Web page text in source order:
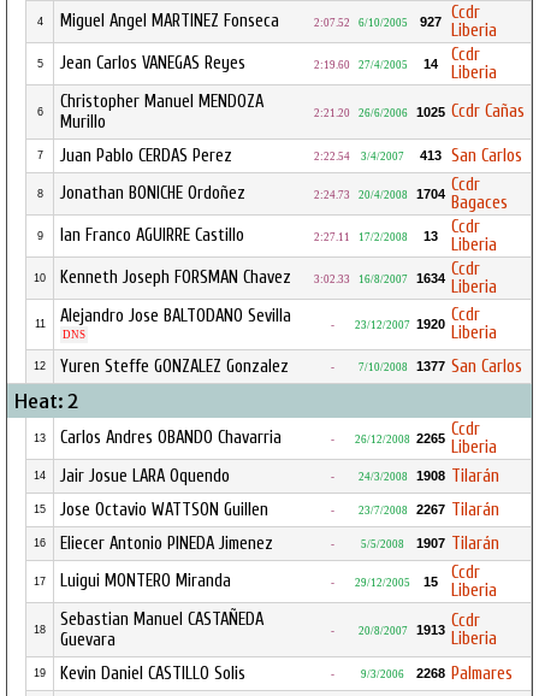
4 Miguel Angel MARTINEZ Fonseca 2:07.52 6/10/2005 927
Ccdr
Liberia
5 Jean Carlos VANEGAS Reyes 2:19.60 27/4/2005 14
Ccdr
Liberia
6
Christopher Manuel MENDOZA
Murillo
2:21.20 26/6/2006 1025 Ccdr Cañas
7 Juan Pablo CERDAS Perez 2:22.54 3/4/2007 413 San Carlos
8 Jonathan BONICHE Ordoñez 2:24.73 20/4/2008 1704 Ccdr
Bagaces
9 Ian Franco AGUIRRE Castillo 2:27.11 17/2/2008 13
Ccdr
Liberia
10 Kenneth Joseph FORSMAN Chavez 3:02.33 16/8/2007 1634 Ccdr
Liberia
11 Alejandro Jose BALTODANO Sevilla
DNS
- 23/12/2007 1920 Ccdr
Liberia
12 Yuren Steffe GONZALEZ Gonzalez - 7/10/2008 1377 San Carlos
Heat: 2
13 Carlos Andres OBANDO Chavarria - 26/12/2008 2265 Ccdr
Liberia
14 Jair Josue LARA Oquendo - 24/3/2008 1908 Tilarán
15 Jose Octavio WATTSON Guillen - 23/7/2008 2267 Tilarán
16 Eliecer Antonio PINEDA Jimenez - 5/5/2008 1907 Tilarán
17 Luigui MONTERO Miranda - 29/12/2005 15
Ccdr
Liberia
18
Sebastian Manuel CASTAÑEDA
Guevara
- 20/8/2007 1913 Ccdr
Liberia
19 Kevin Daniel CASTILLO Solis - 9/3/2006 2268 Palmares